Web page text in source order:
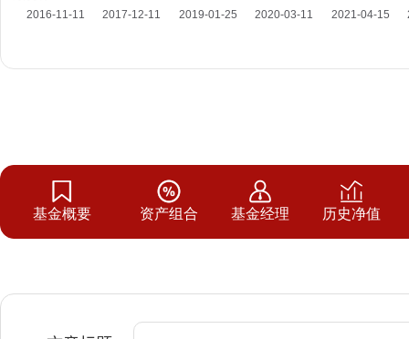
基金概要 资产组合 基金经理 历史净值